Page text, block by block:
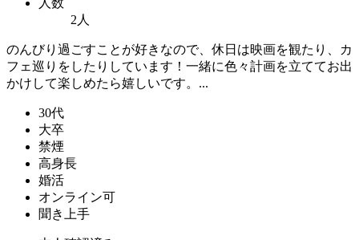
2人
のんびり過ごすことが好きなので、休日は映画を観たり、カ
フェ巡りをしたりしています！一緒に色々計画を立ててお出
かけして楽しめたら嬉しいです。...
30代
大卒
禁煙
高身長
婚活
オンライン可
聞き上手